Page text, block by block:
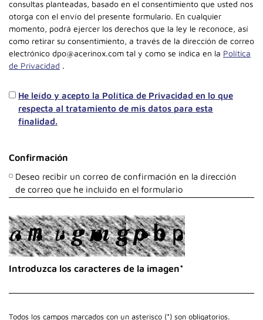
consultas planteadas, basado en el consentimiento que usted nos
otorga con el envío del presente formulario. En cualquier
momento, podrá ejercer los derechos que la ley le reconoce, así
como retirar su consentimiento, a través de la dirección de correo
electrónico dpo@acerinox.com tal y como se indica en la Política
de Privacidad .
He leído y acepto la Política de Privacidad en lo que
respecta al tratamiento de mis datos para esta
finalidad.
Confirmación
Deseo recibir un correo de confirmación en la dirección
de correo que he incluido en el formulario
Introduzca los caracteres de la imagen*
Todos los campos marcados con un asterisco (*) son obligatorios.